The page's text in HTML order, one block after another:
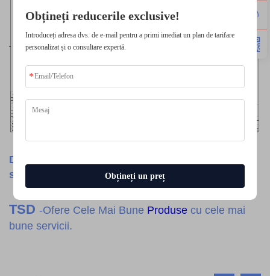
Dacă aveți vreo cerere personalizată, nu ezitați
să ne contactați.
TSD -Ofere Cele Mai Bune Produse cu cele mai
bune servicii.
Obțineți reducerile exclusive!
Introduceți adresa dvs. de e-mail pentru a primi imediat un plan de tarifare
personalizat și o consultare expertă.
Obțineți un preț